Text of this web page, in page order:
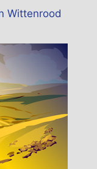
Wittenrood